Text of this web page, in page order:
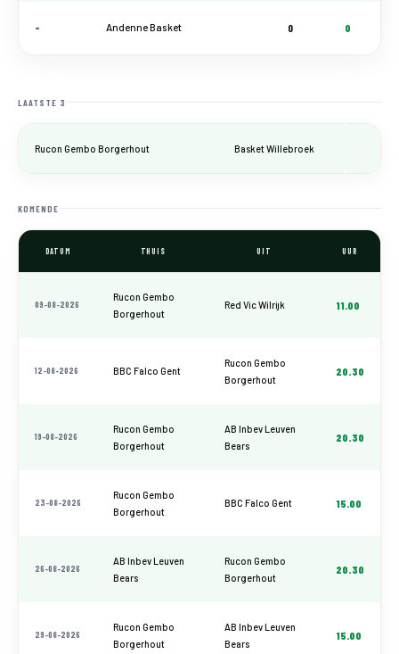
- Andenne Basket 0 0
LAATSTE 3
Rucon Gembo Borgerhout Basket Willebroek
KOMENDE
DATUM THUIS UIT UUR
09-08-2026
Rucon Gembo
Borgerhout
Red Vic Wilrijk 11.00
12-08-2026 BBC Falco Gent
Rucon Gembo
Borgerhout
20.30
19-08-2026
Rucon Gembo
Borgerhout
AB Inbev Leuven
Bears
20.30
23-08-2026
Rucon Gembo
Borgerhout
BBC Falco Gent 15.00
26-08-2026
AB Inbev Leuven
Bears
Rucon Gembo
Borgerhout
20.30
29-08-2026
Rucon Gembo
Borgerhout
AB Inbev Leuven
Bears
15.00